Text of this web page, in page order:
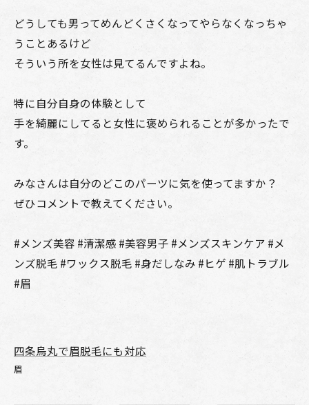
どうしても男ってめんどくさくなってやらなくなっちゃ
うことあるけど
そういう所を女性は見てるんですよね。
特に自分自身の体験として
手を綺麗にしてると女性に褒められることが多かったで
す。
みなさんは自分のどこのパーツに気を使ってますか？
ぜひコメントで教えてください。
#メンズ美容 #清潔感 #美容男子 #メンズスキンケア #メ
ンズ脱毛 #ワックス脱毛 #身だしなみ #ヒゲ #肌トラブル
#眉
四条烏丸で眉脱毛にも対応
眉